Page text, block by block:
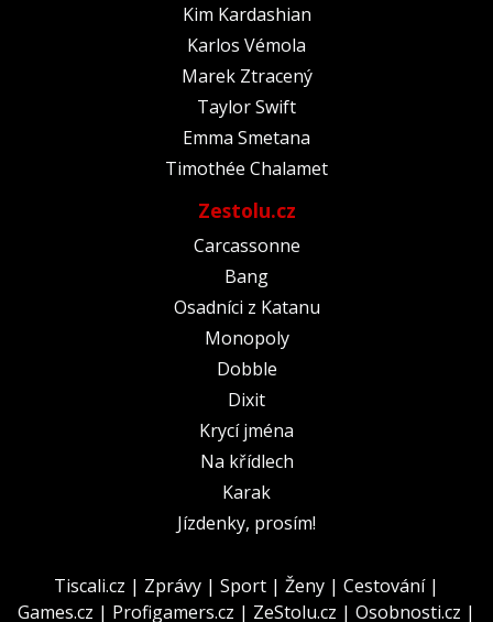
Kim Kardashian
Karlos Vémola
Marek Ztracený
Taylor Swift
Emma Smetana
Timothée Chalamet
Zestolu.cz
Carcassonne
Bang
Osadníci z Katanu
Monopoly
Dobble
Dixit
Krycí jména
Na křídlech
Karak
Jízdenky, prosím!
Tiscali.cz | Zprávy | Sport | Ženy | Cestování|
Games.cz | Profigamers.cz | ZeStolu.cz | Osobnosti.cz |